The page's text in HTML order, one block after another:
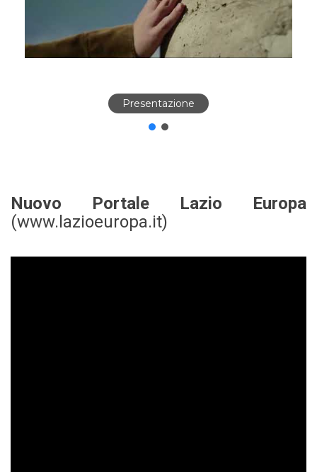
Presentazione
Nuovo Portale Lazio Europa
(www.lazioeuropa.it)